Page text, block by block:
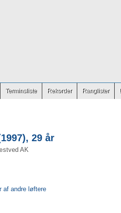
Terminsliste Rekorder Ranglister
29 år
AK
af andre løftere